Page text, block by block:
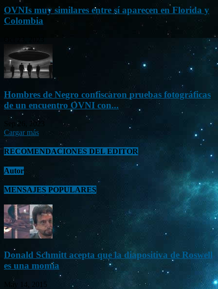
OVNIs muy similares entre sí aparecen en Florida y
Colombia
Hombres de Negro confiscaron pruebas fotográficas
de un encuentro OVNI con...
Sep 26, 2023
Cargar más
RECOMENDACIONES DEL EDITOR
Autor
MENSAJES POPULARES
Donald Schmitt acepta que la diapositiva de Roswell
es una momia
May 14, 2015